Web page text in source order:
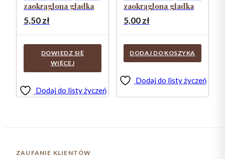
zaokrąglona gładka
5,50zł
DOWIEDZ SIĘ
WIĘCEJ
Dodaj do listy życzeń
zaokrąglona gładka
5,00zł
DODAJ DO KOSZYKA
Dodaj do listy życzeń
ZAUFANIE KLIENTÓW